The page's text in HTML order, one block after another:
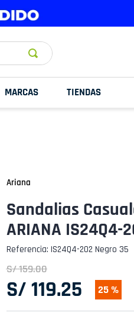
MARCAS TIENDAS
Ariana
Sandalias
ARIANA IS24Q4-
Referencia: IS24Q4-202 Negro 35
S/159.00
S/ 119.25 25 %